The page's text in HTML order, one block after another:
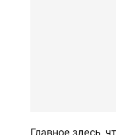
Главное здесь,